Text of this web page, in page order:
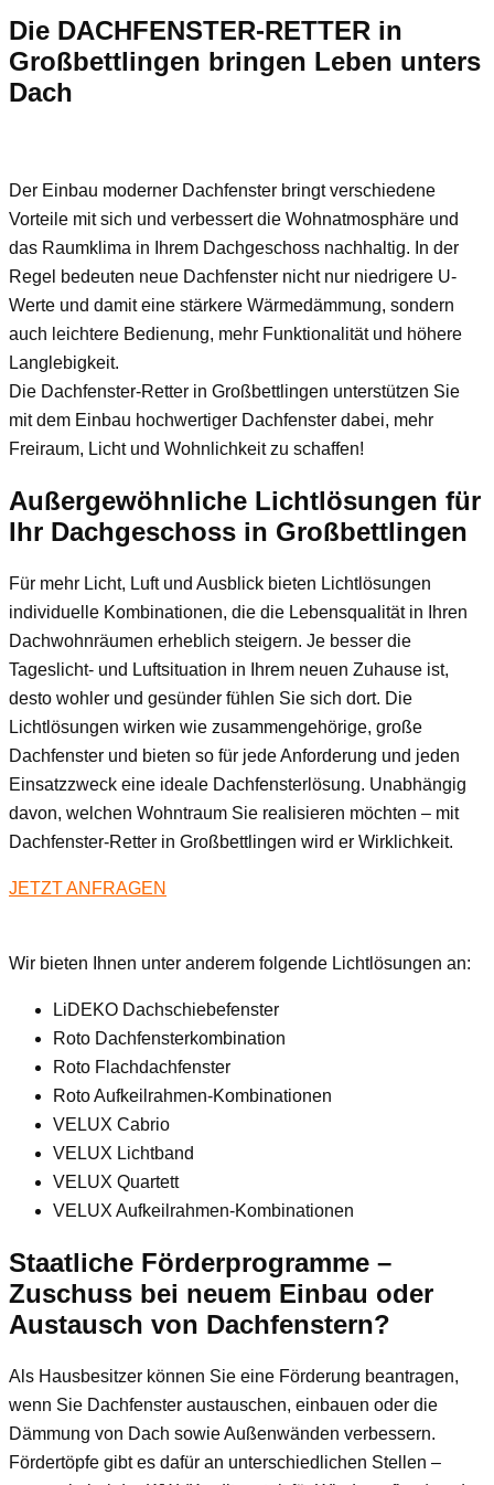
Die DACHFENSTER-RETTER in
Großbettlingen bringen Leben unters
Dach
Der Einbau moderner Dachfenster bringt verschiedene
Vorteile mit sich und verbessert die Wohnatmosphäre und
das Raumklima in Ihrem Dachgeschoss nachhaltig. In der
Regel bedeuten neue Dachfenster nicht nur niedrigere U-
Werte und damit eine stärkere Wärmedämmung, sondern
auch leichtere Bedienung, mehr Funktionalität und höhere
Langlebigkeit.
Die Dachfenster-Retter in Großbettlingen unterstützen Sie
mit dem Einbau hochwertiger Dachfenster dabei, mehr
Freiraum, Licht und Wohnlichkeit zu schaffen!
Außergewöhnliche Lichtlösungen für
Ihr Dachgeschoss in Großbettlingen
Für mehr Licht, Luft und Ausblick bieten Lichtlösungen
individuelle Kombinationen, die die Lebensqualität in Ihren
Dachwohnräumen erheblich steigern. Je besser die
Tageslicht- und Luftsituation in Ihrem neuen Zuhause ist,
desto wohler und gesünder fühlen Sie sich dort. Die
Lichtlösungen wirken wie zusammengehörige, große
Dachfenster und bieten so für jede Anforderung und jeden
Einsatzzweck eine ideale Dachfensterlösung. Unabhängig
davon, welchen Wohntraum Sie realisieren möchten – mit
Dachfenster-Retter in Großbettlingen wird er Wirklichkeit.
JETZT ANFRAGEN
Wir bieten Ihnen unter anderem folgende Lichtlösungen an:
LiDEKO Dachschiebefenster
Roto Dachfensterkombination
Roto Flachdachfenster
Roto Aufkeilrahmen-Kombinationen
VELUX Cabrio
VELUX Lichtband
VELUX Quartett
VELUX Aufkeilrahmen-Kombinationen
Staatliche Förderprogramme –
Zuschuss bei neuem Einbau oder
Austausch von Dachfenstern?
Als Hausbesitzer können Sie eine Förderung beantragen,
wenn Sie Dachfenster austauschen, einbauen oder die
Dämmung von Dach sowie Außenwänden verbessern.
Fördertöpfe gibt es dafür an unterschiedlichen Stellen –